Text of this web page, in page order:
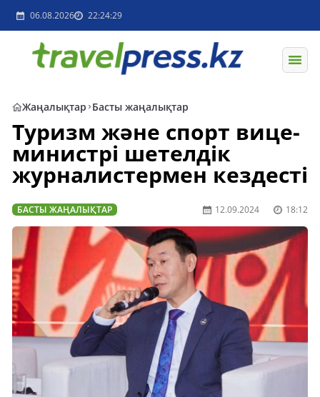
06.08.2026 22:24:29
Жаңалықтар Басты жаңалықтар
Туризм және спорт вице-
министрі шетелдік
журналистермен кездесті
БАСТЫ ЖАҢАЛЫҚТАР 12.09.2024 18:12